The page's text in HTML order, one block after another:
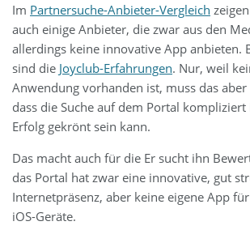
Im Partnersuche-Anbieter-Vergleich
auch einige Anbieter, die zwar aus den
allerdings keine innovative App anbieten.
sind die Joyclub-Erfahrungen. Nur, weil
Anwendung vorhanden ist, muss das
dass die Suche auf dem Portal
Erfolg gekrönt sein kann.
Das macht auch für die Er sucht ihn
das Portal hat zwar eine innovative, gut
Internetpräsenz, aber keine eigene App
iOS-Geräte.